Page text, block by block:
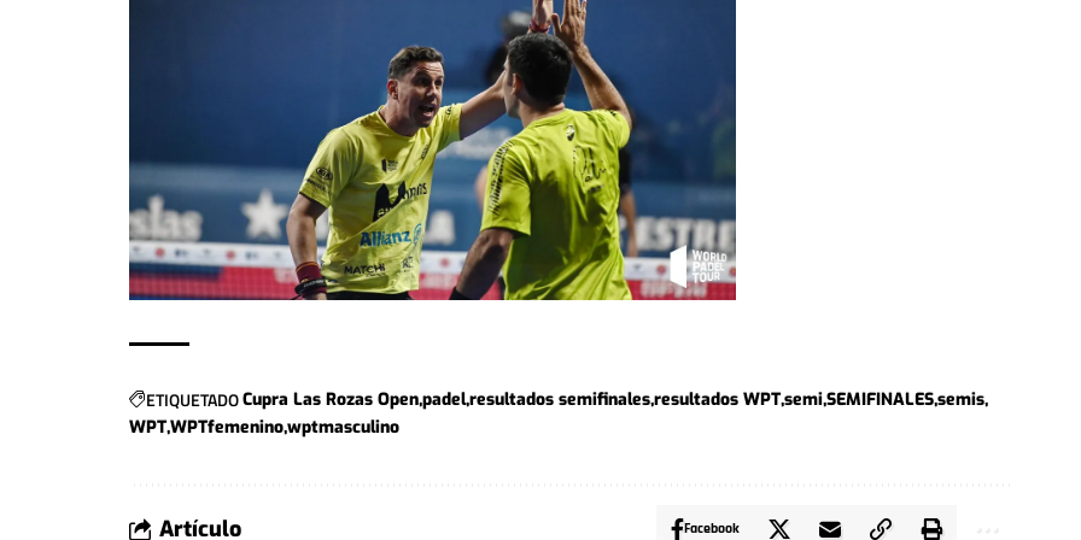
ETIQUETADOCupra Las Rozas Openpadelresultados semifinalesresultados WPTsemiSEMIFINALESsemis
WPTWPTfemeninowptmasculino
Artículo Facebook